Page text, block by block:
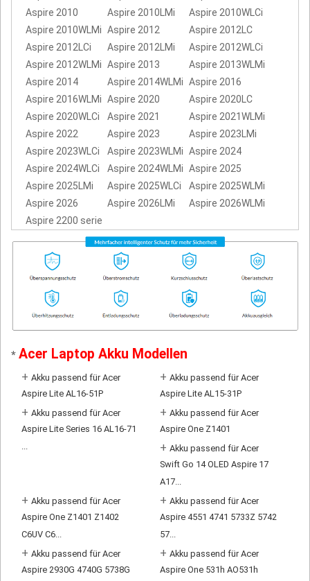
Aspire 2010
Aspire 2010LMi
Aspire 2010WLCi
Aspire 2010WLMi Aspire 2012
Aspire 2012LC
Aspire 2012LCi
Aspire 2012LMi
Aspire 2012WLCi
Aspire 2012WLMi Aspire 2013
Aspire 2013WLMi
Aspire 2014
Aspire 2014WLMi Aspire 2016
Aspire 2016WLMi Aspire 2020
Aspire 2020LC
Aspire 2020WLCi
Aspire 2021
Aspire 2021WLMi
Aspire 2022
Aspire 2023
Aspire 2023LMi
Aspire 2023WLCi
Aspire 2023WLMi Aspire 2024
Aspire 2024WLCi
Aspire 2024WLMi Aspire 2025
Aspire 2025LMi
Aspire 2025WLCi
Aspire 2025WLMi
Aspire 2026
Aspire 2026LMi
Aspire 2026WLMi
Aspire 2200 serie
* Acer Laptop Akku Modellen
+ Akku passend für Acer
Aspire Lite AL16-51P
+ Akku passend für Acer
Aspire Lite AL15-31P
+ Akku passend für Acer
Aspire Lite Series 16 AL16-71
...
+ Akku passend für Acer
Aspire One Z1401
+ Akku passend für Acer
Swift Go 14 OLED Aspire 17
A17...
+ Akku passend für Acer
Aspire One Z1401 Z1402
C6UV C6...
+ Akku passend für Acer
Aspire 4551 4741 5733Z 5742
57...
+ Akku passend für Acer
Aspire 2930G 4740G 5738G
+ Akku passend für Acer
Aspire One 531h AO531h